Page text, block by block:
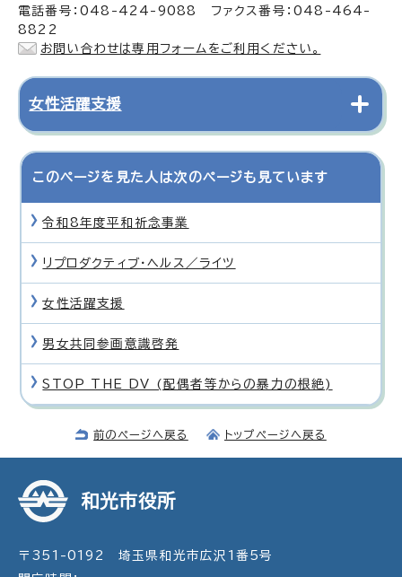
電話番号：048-424-9088 ファクス番号：048-464-
8822
お問い合わせは専用フォームをご利用ください。
女性活躍支援
このページを見た人は次のページも見ています
令和8年度平和祈念事業
リプロダクティブ・ヘルス／ライツ
女性活躍支援
男女共同参画意識啓発
STOP THE DV (配偶者等からの暴力の根絶)
前のページへ戻る トップページへ戻る
和光市役所
〒351-0192 埼玉県和光市広沢1番5号